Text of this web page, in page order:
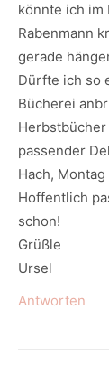
könnte ich im
Rabenmann
gerade
Dürfte ich so
Bücherei
passender
Hach,
Hoffentlich
schon!
Grüßle
Ursel
Antworten